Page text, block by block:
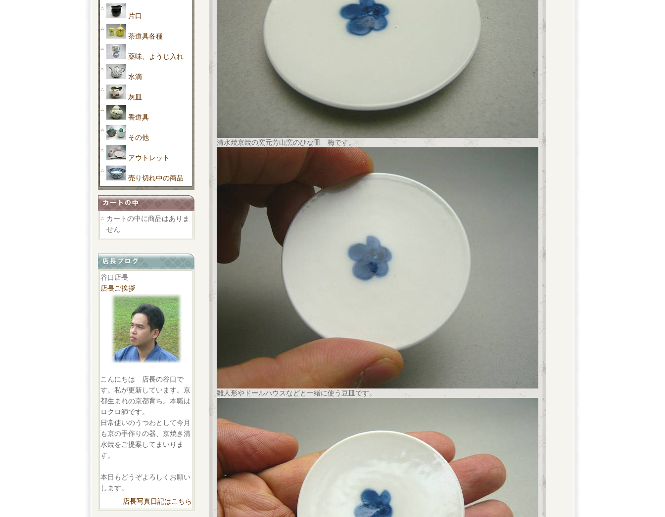
片口
茶道具各種
薬味、ようじ入れ
水滴
灰皿
香道具
その他
アウトレット
売り切れ中の商品
カートの中に商品はありま
せん
谷口店長
店長ご挨拶
こんにちは 店長の谷口で
す。私が更新しています。京
都生まれの京都育ち。本職は
ロクロ師です。
日常使いのうつわとして今月
も京の手作りの器、京焼き清
水焼をご提案してまいりま
す。
本日もどうぞよろしくお願い
します。
店長写真日記はこちら
清水焼京焼の窯元芳山窯のひな皿 梅です。
雛人形やドールハウスなどと一緒に使う豆皿です。